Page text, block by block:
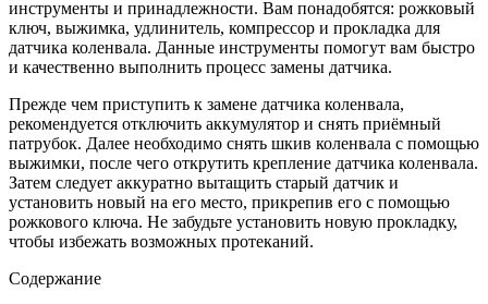
инструменты и принадлежности. Вам понадобятся: рожковый
ключ, выжимка, удлинитель, компрессор и прокладка для
датчика коленвала. Данные инструменты помогут вам быстро
и качественно выполнить процесс замены датчика.
Прежде чем приступить к замене датчика коленвала,
рекомендуется отключить аккумулятор и снять приёмный
патрубок. Далее необходимо снять шкив коленвала с помощью
выжимки, после чего открутить крепление датчика коленвала.
Затем следует аккуратно вытащить старый датчик и
установить новый на его место, прикрепив его с помощью
рожкового ключа. Не забудьте установить новую прокладку,
чтобы избежать возможных протеканий.
Содержание